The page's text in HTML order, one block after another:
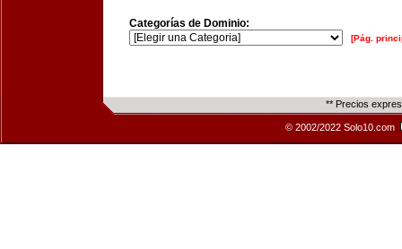
Categorías de Dominio:
[Pág.
** Precios
© 2002/2022 Solo10.com